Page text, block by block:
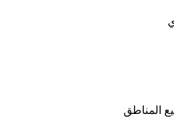
المناطق